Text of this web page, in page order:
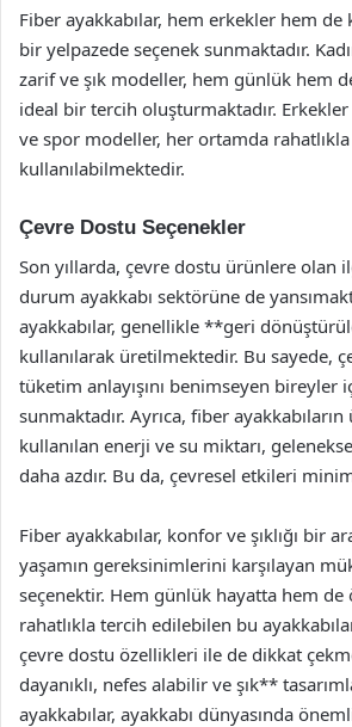
Fiber ayakkabılar, hem erkekler hem de
bir yelpazede seçenek sunmaktadır.
zarif ve şık modeller, hem günlük hem
ideal bir tercih oluşturmaktadır.
ve spor modeller, her ortamda rahatlıkla
kullanılabilmektedir.
Çevre Dostu Seçenekler
Son yıllarda, çevre dostu ürünlere olan
durum ayakkabı sektörüne de
ayakkabılar, genellikle **geri
kullanılarak üretilmektedir. Bu sayede,
tüketim anlayışını benimseyen bireyler
sunmaktadır. Ayrıca, fiber
kullanılan enerji ve su miktarı,
daha azdır. Bu da, çevresel etkileri
Fiber ayakkabılar, konfor ve şıklığı bir
yaşamın gereksinimlerini karşılayan
seçenektir. Hem günlük hayatta hem de
rahatlıkla tercih edilebilen bu
çevre dostu özellikleri ile de dikkat
dayanıklı, nefes alabilir ve şık**
ayakkabılar, ayakkabı dünyasında